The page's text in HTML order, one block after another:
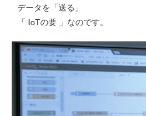
データを「送る」
「 IoTの要 」なのです。